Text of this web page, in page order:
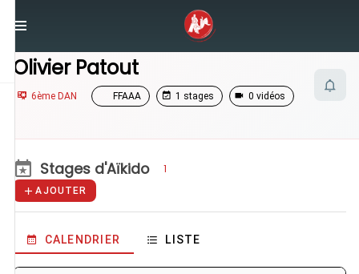
Olivier Patout
Olivier Patout
6ème DAN FFAAA 1 stages 0 vidéos
Stages d'Aïkido 1
AJOUTER
CALENDRIER LISTE